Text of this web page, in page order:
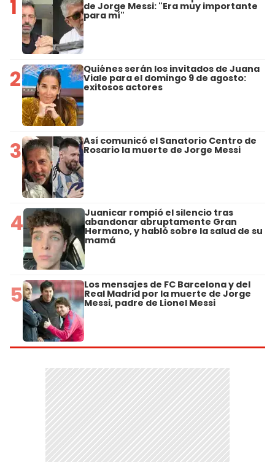
1 de Jorge Messi: "Era muy importante
para mí"
2 Quiénes serán los invitados de Juana
Viale para el domingo 9 de agosto:
exitosos actores
3 Así comunicó el Sanatorio Centro de
Rosario la muerte de Jorge Messi
4 Juanicar rompió el silencio tras
abandonar abruptamente Gran
Hermano, y habló sobre la salud de su
mamá
5 Los mensajes de FC Barcelona y del
Real Madrid por la muerte de Jorge
Messi, padre de Lionel Messi